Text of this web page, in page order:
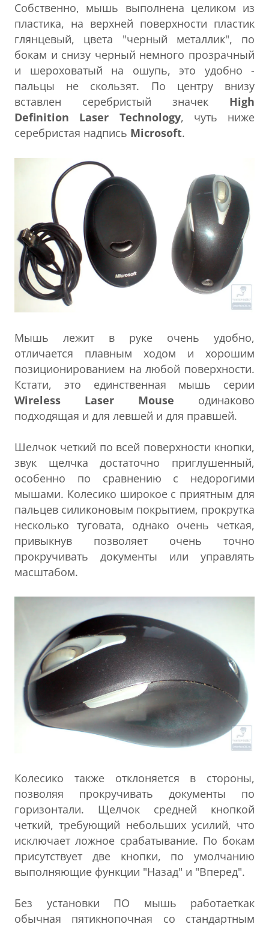
Собственно, мышь выполнена целиком из
пластика, на верхней поверхности пластик
глянцевый, цвета "черный металлик", по
бокам и снизу черный немного прозрачный
и шероховатый на ошупь, это удобно -
пальцы не скользят. По центру внизу
вставлен серебристый значек High
Definition Laser Technology, чуть ниже
серебристая надпись Microsoft.
Мышь лежит в руке очень удобно,
отличается плавным ходом и хорошим
позиционированием на любой поверхности.
Кстати, это единственная мышь серии
Wireless Laser Mouse одинаково
подходящая и для левшей и для правшей.
Шелчок четкий по всей поверхности кнопки,
звук щелчка достаточно приглушенный,
особенно по сравнению с недорогими
мышами. Колесико широкое с приятным для
пальцев силиконовым покрытием, прокрутка
несколько туговата, однако очень четкая,
привыкнув позволяет очень точно
прокручивать документы или управлять
масштабом.
Колесико также отклоняется в стороны,
позволяя прокручивать документы по
горизонтали. Щелчок средней кнопкой
четкий, требующий небольших усилий, что
исключает ложное срабатывание. По бокам
присутствует две кнопки, по умолчанию
выполняющие функции "Назад" и "Вперед".
Без установки ПО мышь работаеткак
обычная пятикнопочная со стандартным